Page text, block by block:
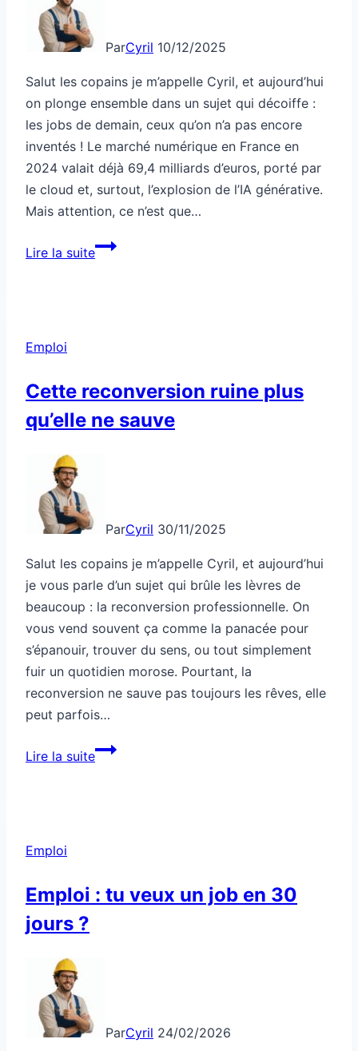
ParCyril 10/12/2025
Salut les copains je m’appelle Cyril, et aujourd’hui
on plonge ensemble dans un sujet qui décoiffe :
les jobs de demain, ceux qu’on n’a pas encore
inventés ! Le marché numérique en France en
2024 valait déjà 69,4 milliards d’euros, porté par
le cloud et, surtout, l’explosion de l’IA générative.
Mais attention, ce n’est que…
Lire la suiteLes
Emploi
Cette reconversion ruine plus
qu’elle ne sauve
ParCyril 30/11/2025
Salut les copains je m’appelle Cyril, et aujourd’hui
je vous parle d’un sujet qui brûle les lèvres de
beaucoup : la reconversion professionnelle. On
vous vend souvent ça comme la panacée pour
s’épanouir, trouver du sens, ou tout simplement
fuir un quotidien morose. Pourtant, la
reconversion ne sauve pas toujours les rêves, elle
peut parfois…
Lire la suiteCette
Emploi
Emploi : tu veux un job en 30
jours ?
ParCyril 24/02/2026